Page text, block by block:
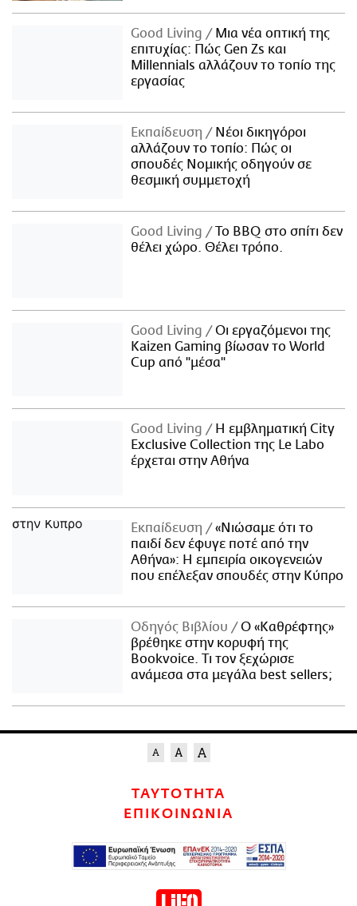
Good Living
Μια νέα οπτική της
επιτυχίας: Πώς Gen Zs και
Millennials αλλάζουν το τοπίο της
εργασίας
Εκπαίδευση
Νέοι δικηγόροι
αλλάζουν το τοπίο: Πώς οι
σπουδές Νομικής οδηγούν σε
θεσμική συμμετοχή
Good Living
Το BBQ στο σπίτι δεν
θέλει χώρο. Θέλει τρόπο.
Good Living
Οι εργαζόμενοι της
Kaizen Gaming βίωσαν το World
Cup από "μέσα"
Good Living
Η εμβληματική City
Exclusive Collection της Le Labo
έρχεται στην Αθήνα
Εκπαίδευση
«Νιώσαμε ότι το
παιδί δεν έφυγε ποτέ από την
Αθήνα»: Η εμπειρία οικογενειών
που επέλεξαν σπουδές στην Κύπρο
Οδηγός Βιβλίου
Ο «Καθρέφτης»
βρέθηκε στην κορυφή της
Bookvoice. Τι τον ξεχώρισε
ανάμεσα στα μεγάλα best sellers;
ΤΑΥΤΟΤΗΤΑ
ΕΠΙΚΟΙΝΩΝΙΑ